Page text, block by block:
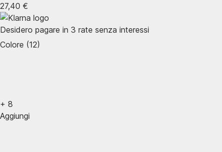
27,40 €
Desidero pagare in 3 rate senza interessi
Colore (12)
+ 8
Aggiungi